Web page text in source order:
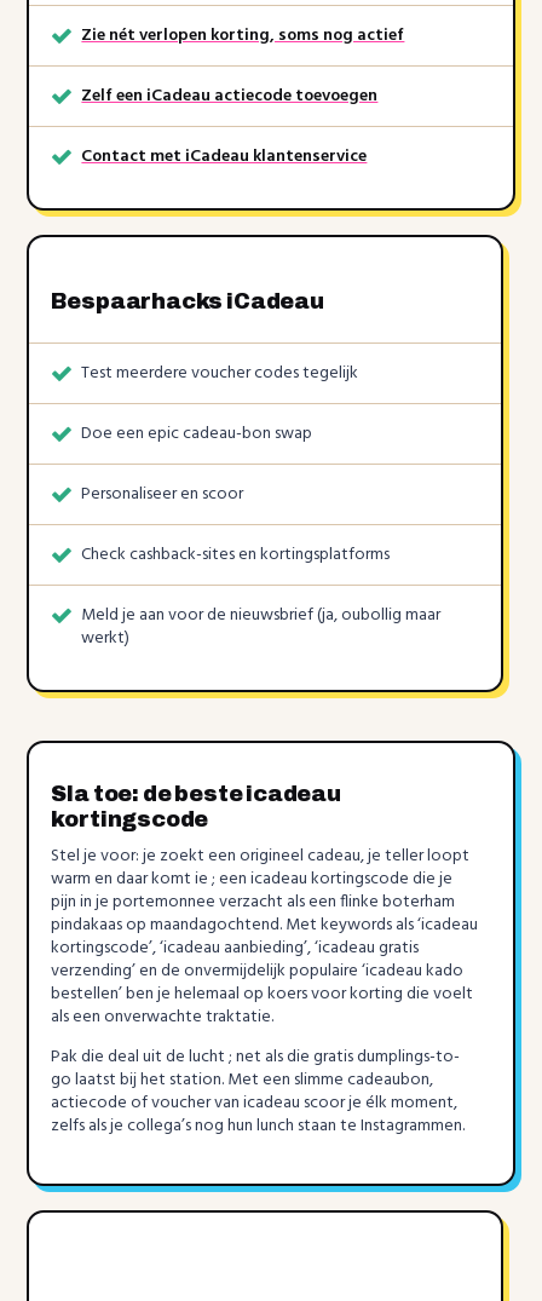
Zie nét verlopen korting, soms nog actief
Zelf een iCadeau actiecode toevoegen
Contact met iCadeau klantenservice
Bespaarhacks iCadeau
Test meerdere voucher codes tegelijk
Doe een epic cadeau-bon swap
Personaliseer en scoor
Check cashback-sites en kortingsplatforms
Meld je aan voor de nieuwsbrief (ja, oubollig maar
werkt)
Sla toe: de beste icadeau
kortingscode
Stel je voor: je zoekt een origineel cadeau, je teller loopt
warm en daar komt ie ; een icadeau kortingscode die je
pijn in je portemonnee verzacht als een flinke boterham
pindakaas op maandagochtend. Met keywords als ‘icadeau
kortingscode’, ‘icadeau aanbieding’, ‘icadeau gratis
verzending’ en de onvermijdelijk populaire ‘icadeau kado
bestellen’ ben je helemaal op koers voor korting die voelt
als een onverwachte traktatie.
Pak die deal uit de lucht ; net als die gratis dumplings-to-
go laatst bij het station. Met een slimme cadeaubon,
actiecode of voucher van icadeau scoor je élk moment,
zelfs als je collega’s nog hun lunch staan te Instagrammen.